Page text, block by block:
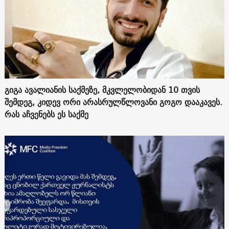
გიგა ავალიანის საქმეზე, მკვლელობიდან 10 თვის
შემდეგ, კიდევ ორი არასრულწლოვანი გოგო დააკავეს.
რას აჩვენებს ეს საქმე